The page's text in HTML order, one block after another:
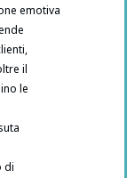
emotiva
il
le
di